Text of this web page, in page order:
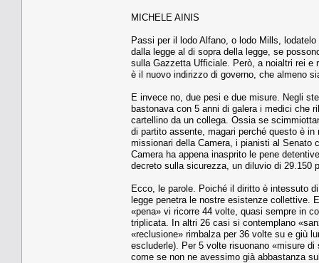
MICHELE AINIS
Passi per il lodo Alfano, o lodo Mills,
dalla legge al di sopra della legge, se
sulla Gazzetta Ufficiale. Però, a noialtri rei e
è il nuovo indirizzo di governo, che almeno
E invece no, due pesi e due misure. Negli
bastonava con 5 anni di galera i medici che
cartellino da un collega. Ossia se
di partito assente, magari perché questo è
missionari della Camera, i pianisti al Senato
Camera ha appena inasprito le pene
decreto sulla sicurezza, un diluvio di 29.150
Ecco, le parole. Poiché il diritto è intessuto
legge penetra le nostre esistenze collettive.
«pena» vi ricorre 44 volte, quasi sempre in
triplicata. In altri 26 casi si contemplano
«reclusione» rimbalza per 36 volte su e giù
escluderle). Per 5 volte risuonano «misure
come se non ne avessimo già abbastanza